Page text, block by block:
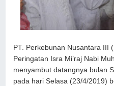
PT. Perkebunan Nusantara III
Peringatan Isra Mi’raj Nabi
menyambut datangnya bulan
pada hari Selasa (23/4/2019)